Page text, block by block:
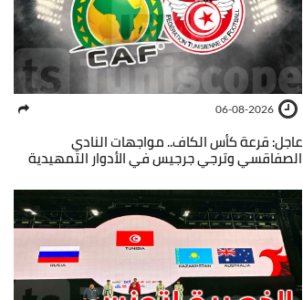
06-08-2026
عاجل: قرعة كأس الكاف.. مواجهات النادي
الصفاقسي وترجي جرجيس في الأدوار التمهيدية